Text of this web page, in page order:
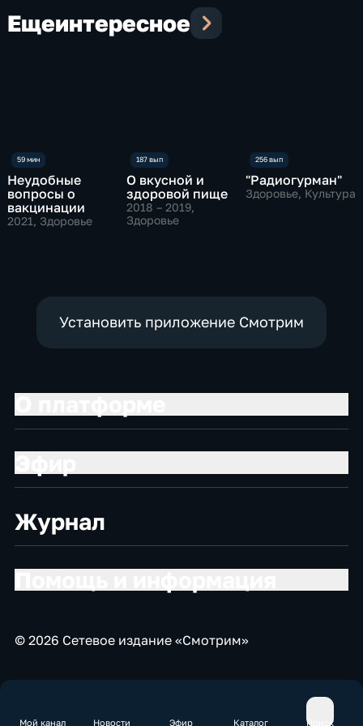
Мой канал Новости Эфир Каталог Поиск
Ещеинтересное
Неудобные
вопросы о
вакцинации
2021, Здоровье
О вкусной и
здоровой пище
2018 – 2019,
Здоровье
"Радиогурман"
Здоровье, Культура
Установить приложение Смотрим
Журнал
© 2026 Сетевое издание «Смотрим»